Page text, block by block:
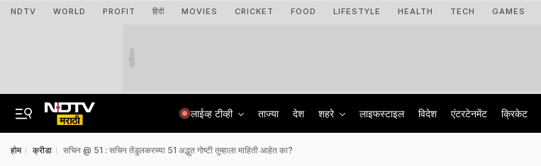
NDTV WORLD PROFIT हिंदी MOVIES CRICKET FOOD LIFESTYLE HEALTH TECH GAMES
जाहिरात
लाईव्ह टीव्ही ताज्या देश शहरे लाइफस्टाइल विदेश एंटरटेनमेंट क्रिकेट
होम क्रीडा सचिन @ 51 : सचिन तेंडुलकरच्या 51 अद्भुत गोष्टी तुम्हाला माहिती आहेत का?